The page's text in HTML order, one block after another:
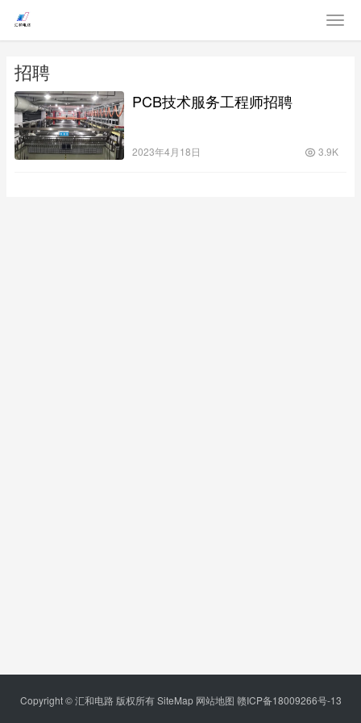
招聘
PCB技术服务工程师招聘
2023年4月18日 3.9K
Copyright © 汇和电路 版权所有SiteMap 网站地图 赣ICP备18009266号-13